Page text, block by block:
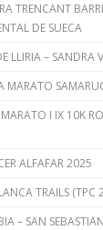
TRENCANT
DE SUECA
LLIRIA – SANDRA
MARATO
I IX 10K
ALFAFAR 2025
TRAILS (TPC
– SAN SEBASTIAN